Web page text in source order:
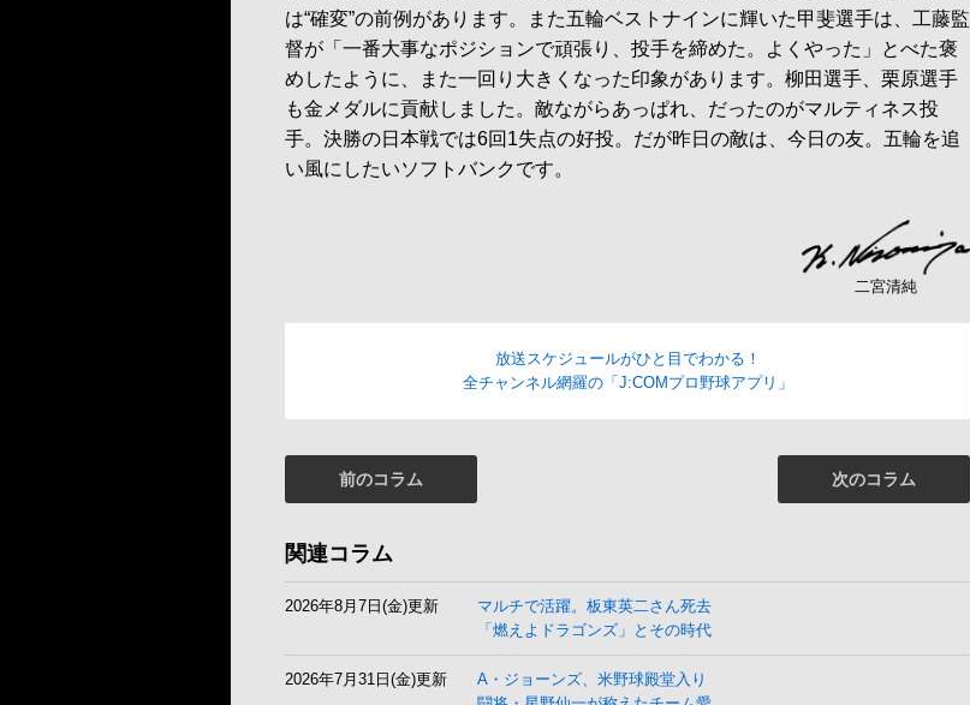
は“確変”の前例があります。また五輪ベストナインに輝いた甲斐選手は、工藤監
督が「一番大事なポジションで頑張り、投手を締めた。よくやった」とべた褒
めしたように、また一回り大きくなった印象があります。柳田選手、栗原選手
も金メダルに貢献しました。敵ながらあっぱれ、だったのがマルティネス投
手。決勝の日本戦では6回1失点の好投。だが昨日の敵は、今日の友。五輪を追
い風にしたいソフトバンクです。
二宮清純
放送スケジュールがひと目でわかる！
全チャンネル網羅の「J:COMプロ野球アプリ」
前のコラム 次のコラム
関連コラム
2026年8月7日(金)更新
マルチで活躍。板東英二さん死去
「燃えよドラゴンズ」とその時代
2026年7月31日(金)更新
A・ジョーンズ、米野球殿堂入り